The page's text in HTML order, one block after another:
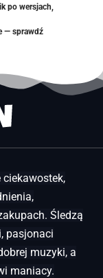
po wersjach,
— sprawdź
Śledzą
pasjonaci
muzyki, a
maniacy.